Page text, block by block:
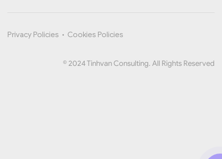
Privacy Policies • Cookies Policies
© 2024 Tinhvan Consulting. All Rights Reserved